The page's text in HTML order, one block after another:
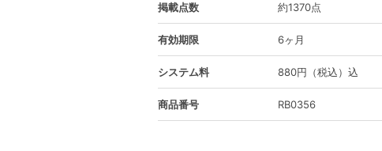
掲載点数 約1370点
有効期限 6ヶ月
システム料 880円（税込）込
商品番号 RB0356